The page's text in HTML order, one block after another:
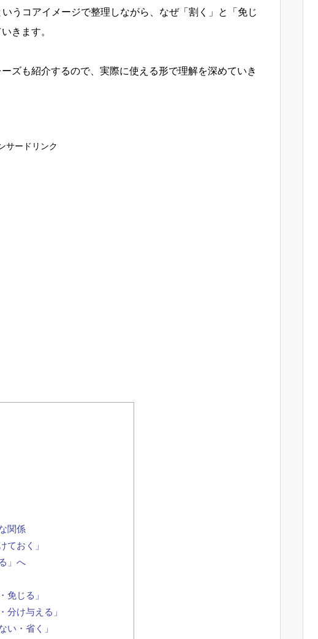
うコアイメージで整理しながら、なぜ「割く」と「免じ
きます。
ズも紹介するので、実際に使える形で理解を深めていき
サードリンク
関係
ておく」
」へ
免じる」
け与える」
・省く」